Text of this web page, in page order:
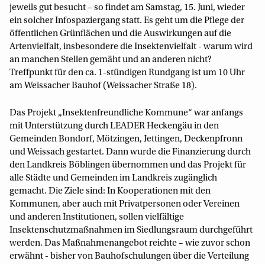
jeweils gut besucht – so findet am Samstag, 15. Juni, wieder
ein solcher Infospaziergang statt. Es geht um die Pflege der
öffentlichen Grünflächen und die Auswirkungen auf die
Artenvielfalt, insbesondere die Insektenvielfalt - warum wird
an manchen Stellen gemäht und an anderen nicht?
Treffpunkt für den ca. 1-stündigen Rundgang ist um 10 Uhr
am Weissacher Bauhof (Weissacher Straße 18).
Das Projekt „Insektenfreundliche Kommune“ war anfangs
mit Unterstützung durch LEADER Heckengäu in den
Gemeinden Bondorf, Mötzingen, Jettingen, Deckenpfronn
und Weissach gestartet. Dann wurde die Finanzierung durch
den Landkreis Böblingen übernommen und das Projekt für
alle Städte und Gemeinden im Landkreis zugänglich
gemacht. Die Ziele sind: In Kooperationen mit den
Kommunen, aber auch mit Privatpersonen oder Vereinen
und anderen Institutionen, sollen vielfältige
Insektenschutzmaßnahmen im Siedlungsraum durchgeführt
werden. Das Maßnahmenangebot reichte – wie zuvor schon
erwähnt - bisher von Bauhofschulungen über die Verteilung